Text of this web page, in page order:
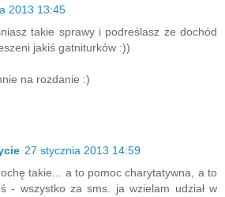
2013 13:45
takie sprawy i podreślasz że dochód
jakiś gatniturków :))
na rozdanie :)
27 stycznia 2013 14:59
takie... a to pomoc charytatywna, a to
- wszystko za sms. ja wzielam udział w